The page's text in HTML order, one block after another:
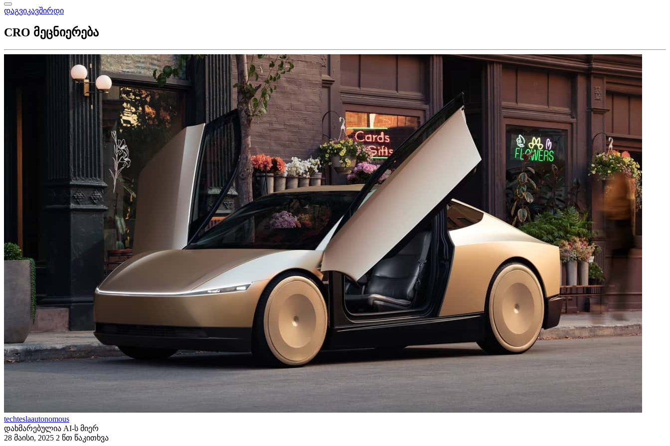
დაგვიკავშირდი
CRO მეცნიერება
techteslaautonomous
დახმარებულია AI-ს მიერ
28 მაისი, 2025 2 წთ წაკითხვა